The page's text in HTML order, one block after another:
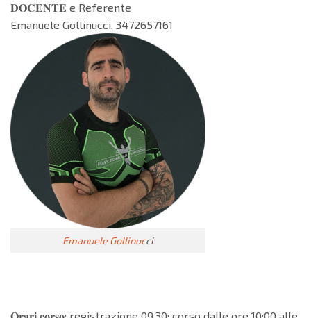
𝐃𝐎𝐂𝐄𝐍𝐓𝐄 e Referente
Emanuele Gollinucci, 3472657161
Emanuele Gollinucci